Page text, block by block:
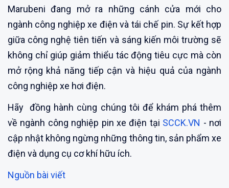
Marubeni đang mở ra những cánh cửa mới cho
ngành công nghiệp xe điện và tái chế pin. Sự kết hợp
giữa công nghệ tiên tiến và sáng kiến môi trường sẽ
không chỉ giúp giảm thiểu tác động tiêu cực mà còn
mở rộng khả năng tiếp cận và hiệu quả của ngành
công nghiệp xe hơi điện.
Hãy đồng hành cùng chúng tôi để khám phá thêm
về ngành công nghiệp pin xe điện tại SCCK.VN - nơi
cập nhật không ngừng những thông tin, sản phẩm xe
điện và dụng cụ cơ khí hữu ích.
Nguồn bài viết